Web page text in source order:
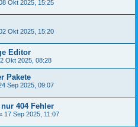
Okt 2025, 15:25
Okt 2025, 15:20
Editor
Okt 2025, 08:28
Pakete
Sep 2025, 09:07
404 Fehler
17 Sep 2025, 11:07